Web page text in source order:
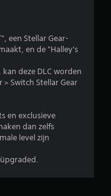
een Stellar Gear-
en de "Halley's
deze DLC worden
Switch Stellar Gear
en exclusieve
dan zelfs
level zijn